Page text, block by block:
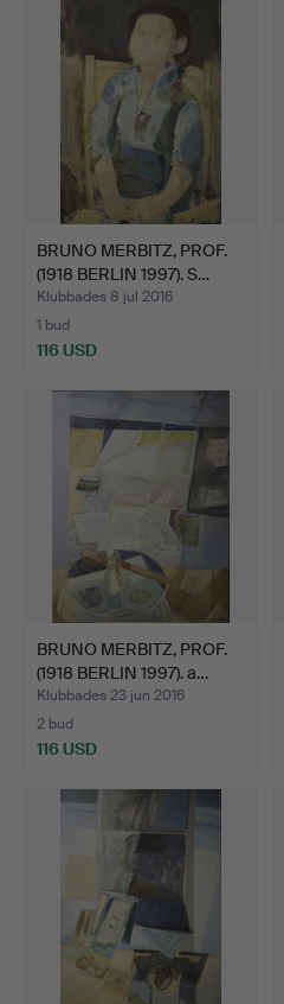
BRUNO MERBITZ, PROF.
(1918 BERLIN 1997). S…
Klubbades 8 jul 2016
1 bud
116 USD
BRUNO MERBITZ, PROF.
(1918 BERLIN 1997). a…
Klubbades 23 jun 2016
2 bud
116 USD